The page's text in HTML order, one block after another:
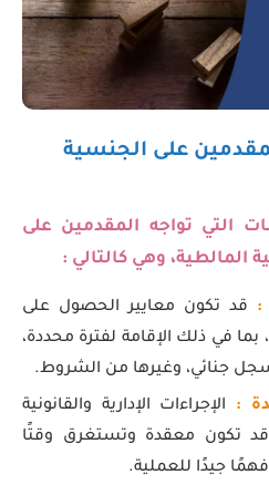
على الجنسية
التي تواجه المقدمين على
وهي كالتالي :
: قد تكون معايير الحصول على
في ذلك الإقامة لفترة محددة،
جنائي، وغيرها من الشروط.
:
الإجراءات الإدارية والقانونية
تكون معقدة وتستغرق وقتًا
جيدًا للعملية.